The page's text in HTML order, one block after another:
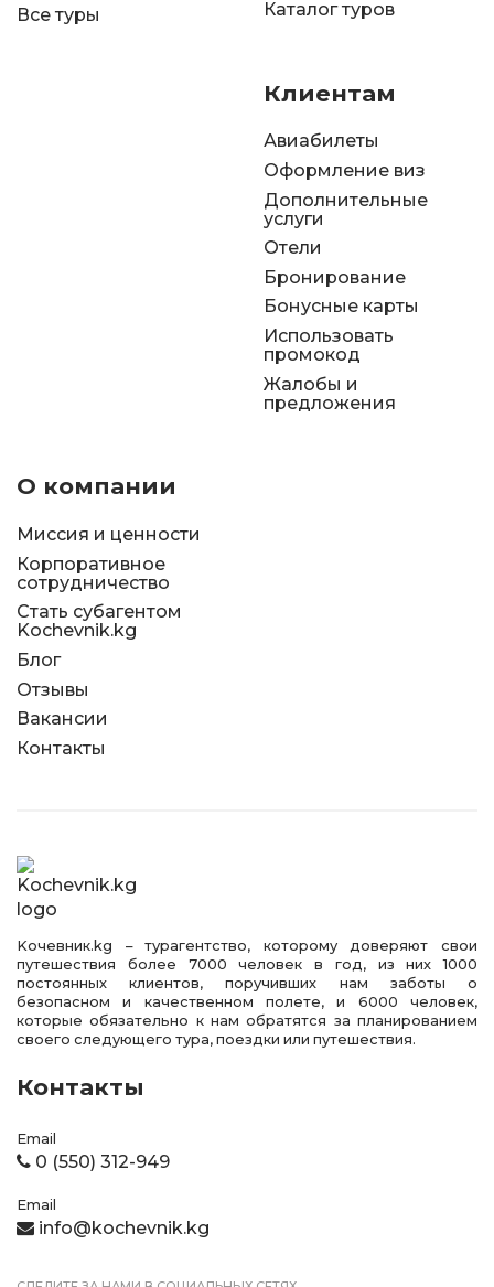
Все туры
Каталог туров
Клиентам
Авиабилеты
Оформление виз
Дополнительные
услуги
Отели
Бронирование
Бонусные карты
Использовать
промокод
Жалобы и
предложения
О компании
Миссия и ценности
Корпоративное
сотрудничество
Стать субагентом
Kochevnik.kg
Блог
Отзывы
Вакансии
Контакты
Kочевник.kg – турагентство, которому доверяют свои
путешествия более 7000 человек в год, из них 1000
постоянных клиентов, поручивших нам заботы о
безопасном и качественном полете, и 6000 человек,
которые обязательно к нам обратятся за планированием
своего следующего тура, поездки или путешествия.
Контакты
Email
0 (550) 312-949
Email
info@kochevnik.kg